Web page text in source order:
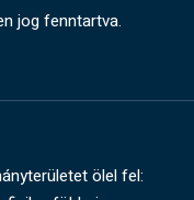
jog fenntartva.
ölel fel: